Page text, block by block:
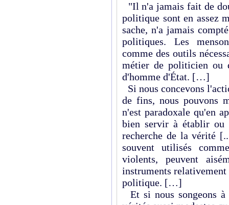
"Il n'a jamais fait de
politique sont en assez
sache, n'a jamais
politiques. Les
comme des outils
métier de politicien ou
d'homme d'État. […]
Si nous concevons
de fins, nous pouvons
n'est paradoxale qu'en
bien servir à établir ou
recherche de la vérité
souvent utilisés
violents, peuvent
instruments
politique. […]
Et si nous songeons